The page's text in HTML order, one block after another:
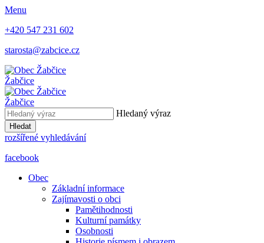
Menu
+420 547 231 602
starosta@zabcice.cz
Žabčice
Žabčice
Hledaný výraz
Hledat
rozšířené vyhledávání
facebook
Obec
Základní informace
Zajímavosti o obci
Pamětihodnosti
Kulturní památky
Osobnosti